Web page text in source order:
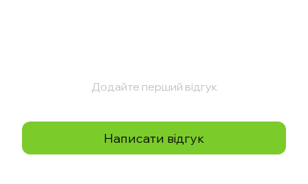
Додайте перший відгук
Написати відгук